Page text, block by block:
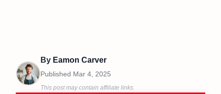
By Eamon Carver
Published Mar 4, 2025
This post may contain affiliate links.